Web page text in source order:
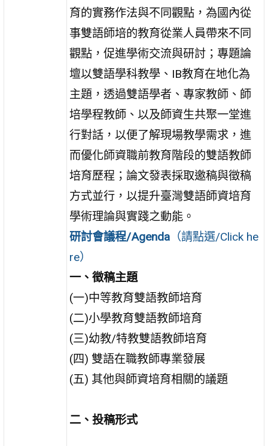
育的實務作法與不同觀點，為國內從
事雙語師培的教育從業人員帶來不同
觀點，促進學術交流與研討；專題論
壇以雙語學科教學、IB教育在地化為
主題，透過雙語學者、專家教師、師
培學程教師、以及師資生共聚一堂進
行對話，以便了解現場教學需求，進
而優化師資職前教育階段的雙語教師
培育歷程；論文發表採取邀稿與徵稿
方式並行，以提升臺灣雙語師資培育
學術理論與實踐之動能。
研討會議程/Agenda （請點選/Click he
re）
一、徵稿主題
(一)中等教育雙語教師培育
(二)小學教育雙語教師培育
(三)幼教/特教雙語教師培育
(四) 雙語在職教師專業發展
(五) 其他與師資培育相關的議題
二、投稿形式